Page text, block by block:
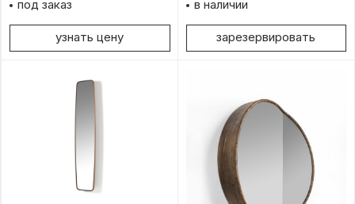
под заказ
узнать цену
в наличии
зарезервировать